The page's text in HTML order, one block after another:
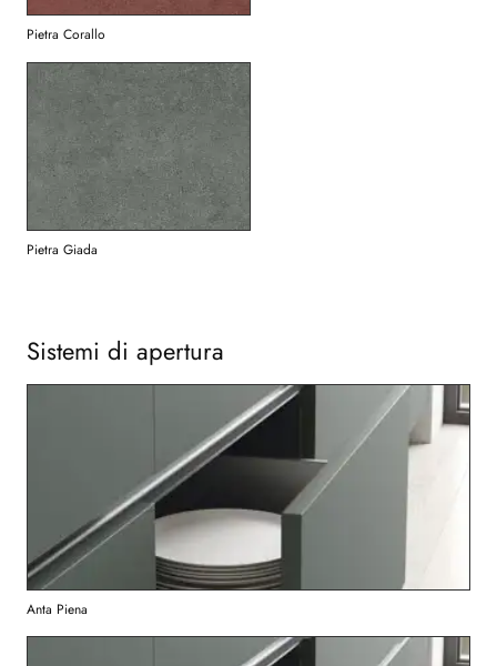
Pietra Corallo
Pietra Giada
Sistemi di apertura
Anta Piena